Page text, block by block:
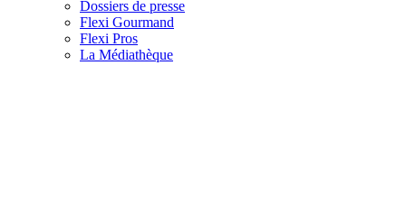
Dossiers de presse
Flexi Gourmand
Flexi Pros
La Médiathèque